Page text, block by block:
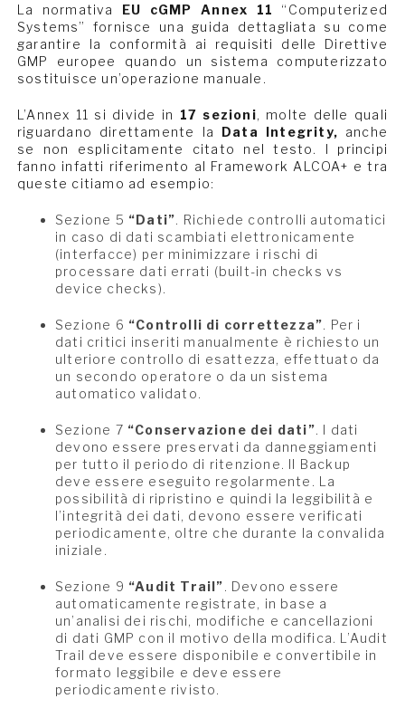
La normativa EU cGMP Annex 11
“Computerized
Systems” fornisce una guida dettagliata su come
garantire la conformità ai requisiti delle Direttive
GMP europee quando un sistema computerizzato
sostituisce un’operazione manuale.
L’Annex 11 si divide in 17 sezioni, molte delle quali
riguardano direttamente la Data Integrity, anche
se non esplicitamente citato nel testo. I principi
fanno infatti riferimento al Framework ALCOA+ e tra
queste citiamo ad esempio:
Sezione 5 “Dati”. Richiede controlli automatici
in caso di dati scambiati elettronicamente
(interfacce) per minimizzare i rischi di
processare dati errati (built-in checks vs
device checks).
Sezione 6 “Controlli di correttezza”. Per i
dati critici inseriti manualmente è richiesto un
ulteriore controllo di esattezza, effettuato da
un secondo operatore o da un sistema
automatico validato.
Sezione 7 “Conservazione dei dati”. I dati
devono essere preservati da danneggiamenti
per tutto il periodo di ritenzione. Il Backup
deve essere eseguito regolarmente. La
possibilità di ripristino e quindi la leggibilità e
l’integrità dei dati, devono essere verificati
periodicamente, oltre che durante la convalida
iniziale.
Sezione 9 “Audit Trail”. Devono essere
automaticamente registrate, in base a
un’analisi dei rischi, modifiche e cancellazioni
di dati GMP con il motivo della modifica. L’Audit
Trail deve essere disponibile e convertibile in
formato leggibile e deve essere
periodicamente rivisto.